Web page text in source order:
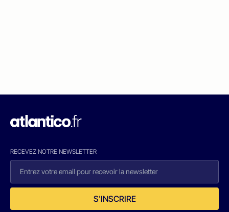
RECEVEZ NOTRE NEWSLETTER
S'INSCRIRE